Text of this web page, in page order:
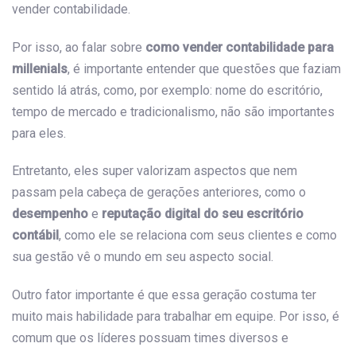
vender contabilidade.
Por isso, ao falar sobre como vender contabilidade para
millenials, é importante entender que questões que faziam
sentido lá atrás, como, por exemplo: nome do escritório,
tempo de mercado e tradicionalismo, não são importantes
para eles.
Entretanto, eles super valorizam aspectos que nem
passam pela cabeça de gerações anteriores, como o
desempenho e reputação digital do seu escritório
contábil , como ele se relaciona com seus clientes e como
sua gestão vê o mundo em seu aspecto social.
Outro fator importante é que essa geração costuma ter
muito mais habilidade para trabalhar em equipe. Por isso, é
comum que os líderes possuam times diversos e